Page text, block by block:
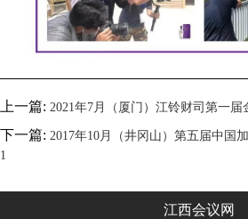
上一篇: 2021年7月（厦门）江铃财司第一届
下一篇: 2017年10月（井冈山）第五届中国
1
江西会议网